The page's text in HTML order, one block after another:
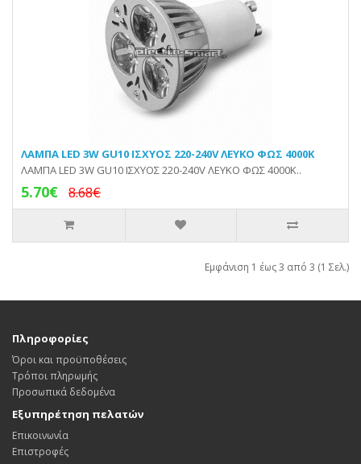
ΛΑΜΠΑ LED 3W GU10 ΙΣΧΥΟΣ 220-240V ΛΕΥΚΟ ΦΩΣ 4000Κ
ΛΑΜΠΑ LED 3W GU10 ΙΣΧΥΟΣ 220-240V ΛΕΥΚΟ ΦΩΣ 4000Κ..
5.70€ 8.68€
Εμφάνιση 1 έως 3 από 3 (1 Σελ.)
Πληροφορίες
Όροι και προϋποθέσεις
Τρόποι πληρωμής
Προσωπικά δεδομένα
Εξυπηρέτηση πελατών
Επικοινωνία
Επιστροφές